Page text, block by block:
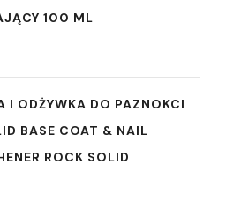
100 ML
I ODŻYWKA DO PAZNOKCI
BASE COAT & NAIL
ROCK SOLID